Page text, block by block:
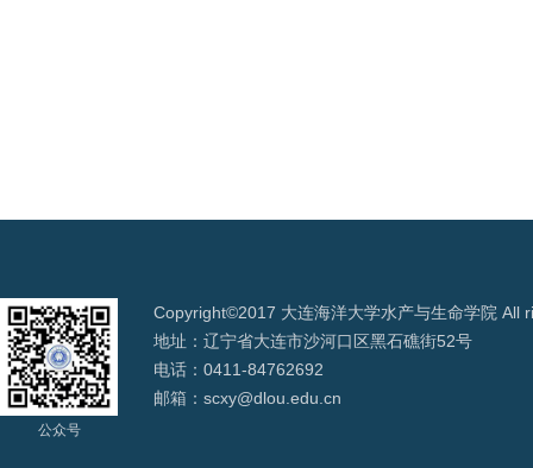
公众号
Copyright©2017 大连海洋大学水产与生命学院 All
地址：辽宁省大连市沙河口区黑石礁街52号
电话：0411-84762692
邮箱：scxy@dlou.edu.cn